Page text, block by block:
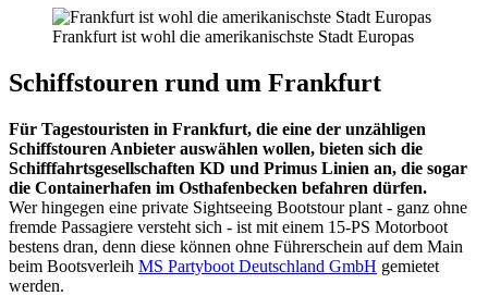
Frankfurt ist wohl die amerikanischste Stadt Europas
Schiffstouren rund um Frankfurt
Für Tagestouristen in Frankfurt, die eine der unzähligen
Schiffstouren Anbieter auswählen wollen, bieten sich die
Schifffahrtsgesellschaften KD und Primus Linien an, die sogar
die Containerhafen im Osthafenbecken befahren dürfen.
Wer hingegen eine private Sightseeing Bootstour plant - ganz ohne
fremde Passagiere versteht sich - ist mit einem 15-PS Motorboot
bestens dran, denn diese können ohne Führerschein auf dem Main
beim Bootsverleih MS Partyboot Deutschland GmbH gemietet
werden.